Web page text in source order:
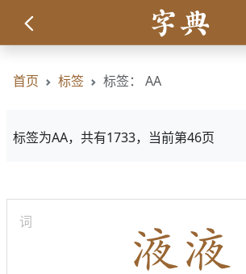
首页 标签 标签： AA
标签为AA，共有1733，当前第46页
词